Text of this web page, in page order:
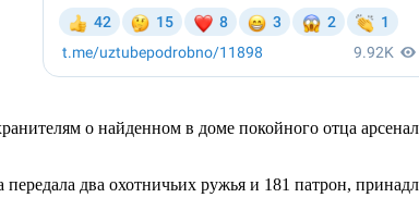
о найденном в доме покойного отца
два охотничьих ружья и 181 патрон,